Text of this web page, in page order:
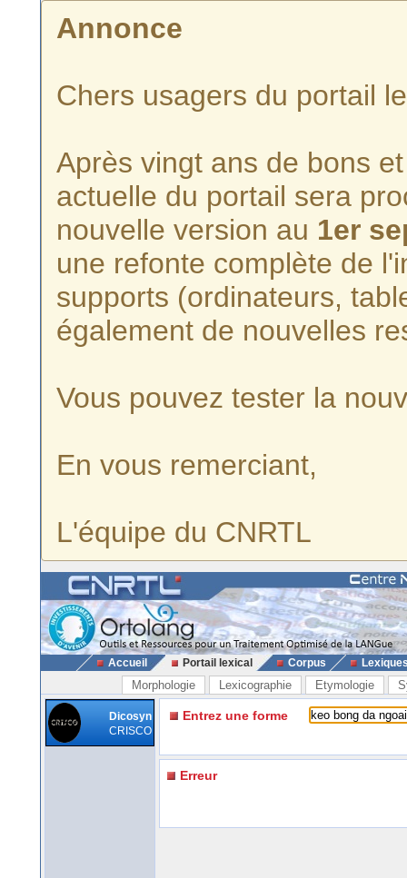
Annonce
Chers usagers du portail
Après vingt ans de bons
actuelle du portail sera
nouvelle version au 1er
une refonte complète de
supports (ordinateurs,
également de nouvelles
Vous pouvez tester la
En vous remerciant,
L'équipe du CNRTL
Accueil Portail lexical Corpus
Morphologie Lexicographie Etymologie
Dicosyn
CRISCO
Entrez une forme
Erreur